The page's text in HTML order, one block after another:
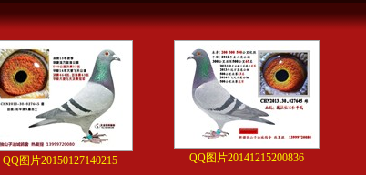
QQ图片20150127140215 QQ图片20141215200836